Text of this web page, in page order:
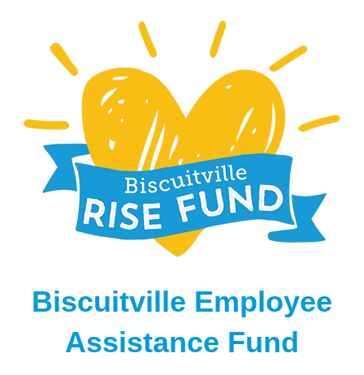
Biscuitville Employee
Assistance Fund